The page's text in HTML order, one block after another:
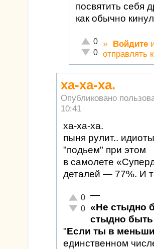
посвятить себя
как обычно
Отлично!
0
Неадекватно!
0
» Войдите
отправлять
ха-ха-ха.
Опубликовано
10:41
ха-ха-ха.
пыня рулит..
"подьем" при этом
в самолете
деталей — 77%. И
Отлично!
0
Неадекватно!
0
—
«Не стыдно
стыдно быть
"Если ты в
единственном